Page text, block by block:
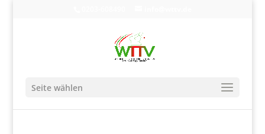
Seite wählen